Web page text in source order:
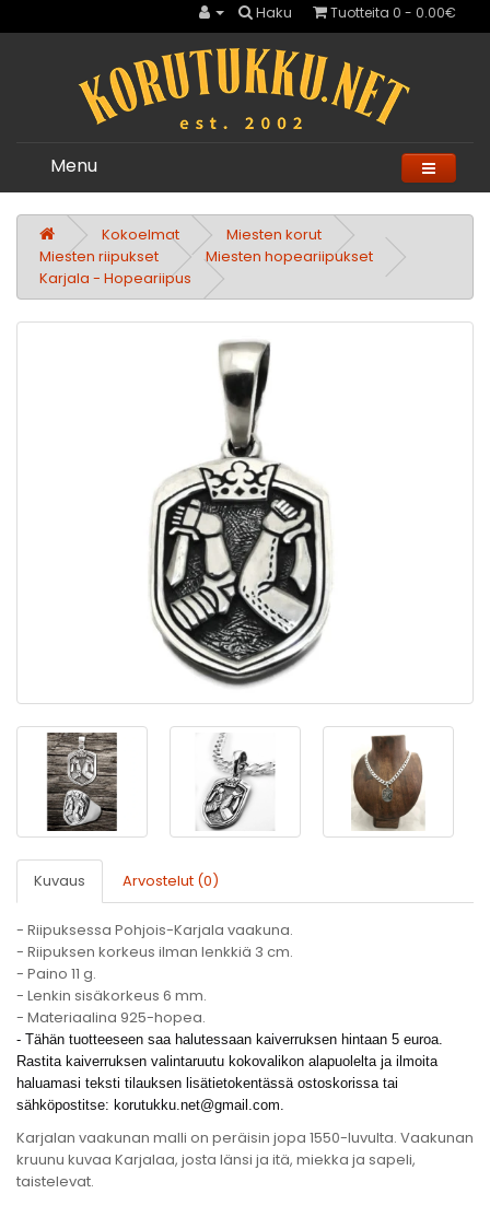
Haku Tuotteita 0 - 0.00€
Menu
Kokoelmat
Miesten korut
Miesten riipukset
Miesten hopeariipukset
Karjala - Hopeariipus
Kuvaus Arvostelut (0)
- Riipuksessa Pohjois-Karjala vaakuna.
- Riipuksen korkeus ilman lenkkiä 3 cm.
- Paino 11 g.
- Lenkin sisäkorkeus 6 mm.
- Materiaalina 925-hopea.
- Tähän tuotteeseen saa halutessaan kaiverruksen hintaan 5 euroa.
Rastita kaiverruksen valintaruutu kokovalikon alapuolelta ja ilmoita
haluamasi teksti tilauksen lisätietokentässä ostoskorissa tai
sähköpostitse: korutukku.net@gmail.com.
Karjalan vaakunan malli on peräisin jopa 1550-luvulta. Vaakunan
kruunu kuvaa Karjalaa, josta länsi ja itä, miekka ja sapeli,
taistelevat.